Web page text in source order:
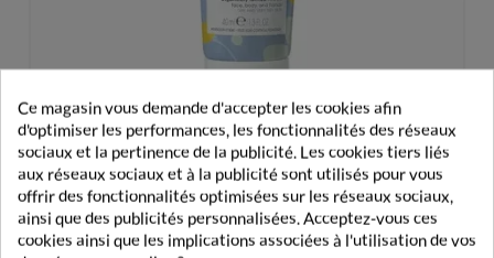
Klorane Bébé Crème Nutritive Cold Cream 40ml
Ce magasin vous demande d'accepter les cookies afin
d'optimiser les performances, les fonctionnalités des réseaux
sociaux et la pertinence de la publicité. Les cookies tiers liés
aux réseaux sociaux et à la publicité sont utilisés pour vous
offrir des fonctionnalités optimisées sur les réseaux sociaux,
ainsi que des publicités personnalisées. Acceptez-vous ces
cookies ainsi que les implications associées à l'utilisation de vos